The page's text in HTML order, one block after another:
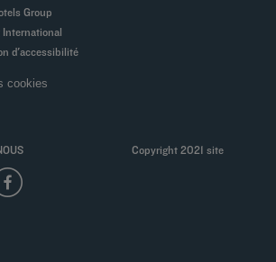
Group
International
d'accessibilité
cookies
Copyright 2021 site